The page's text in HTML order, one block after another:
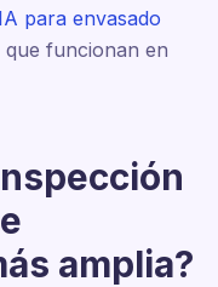
para envasado
funcionan en
amplia?